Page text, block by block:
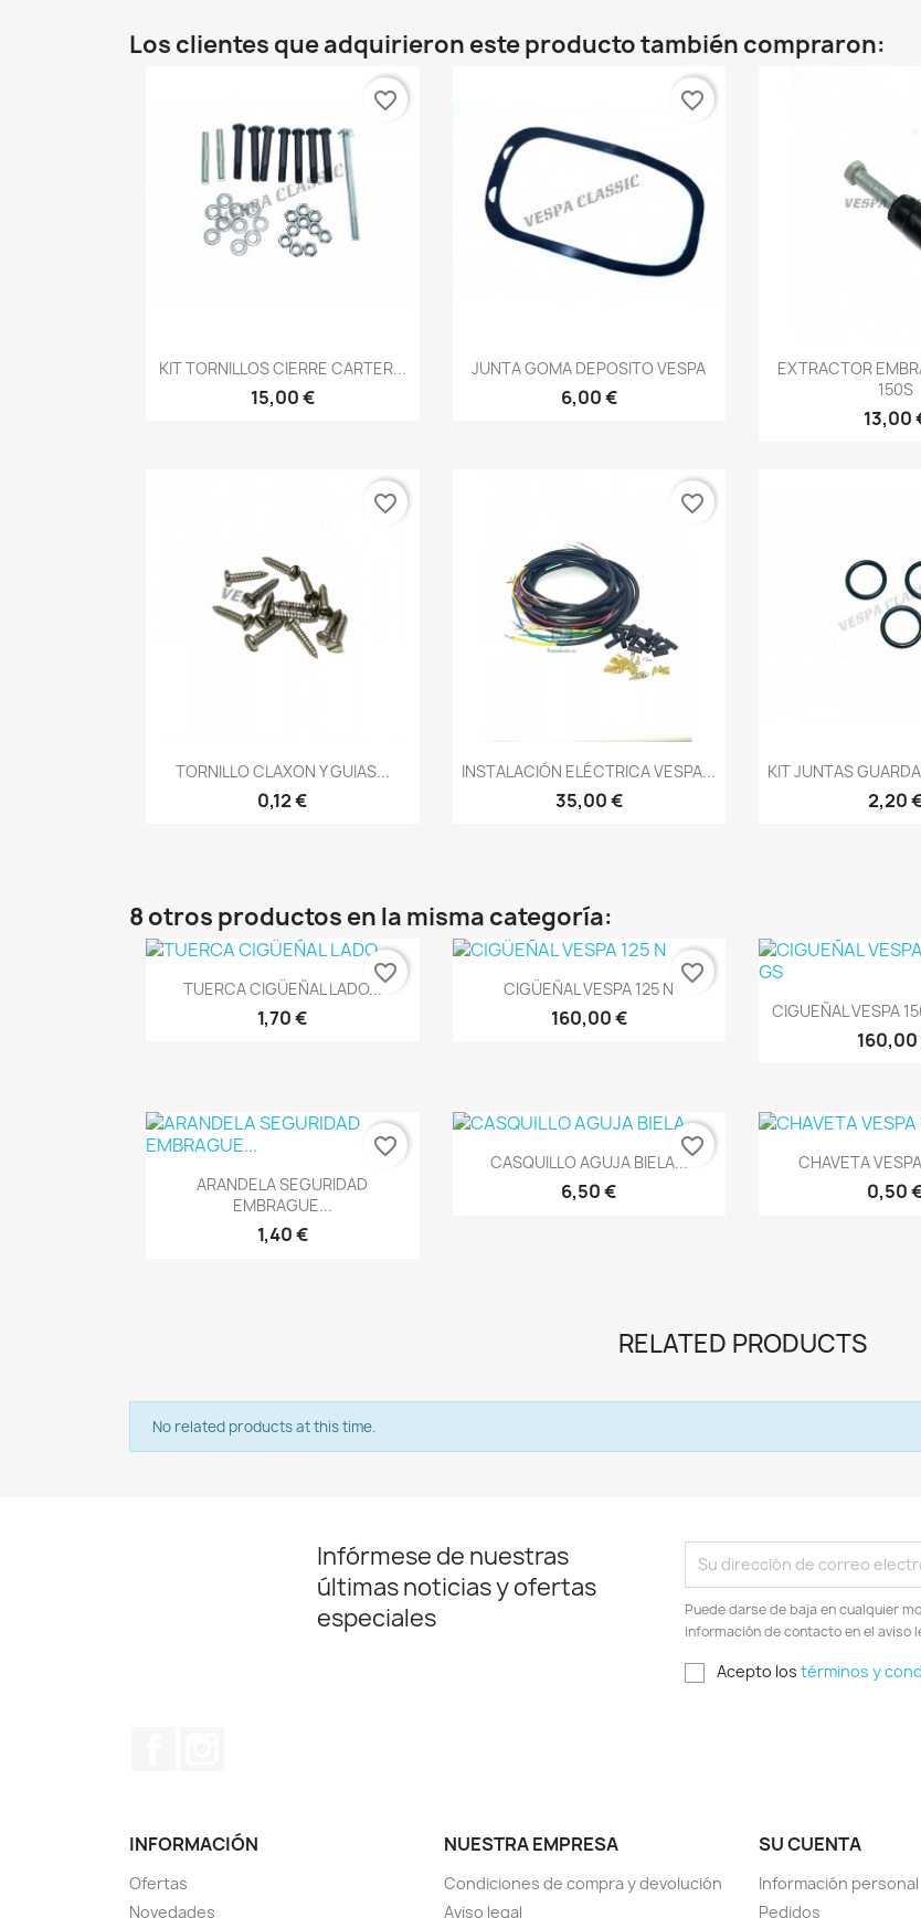
Los clientes que adquirieron este producto también compraron:
Vista rápida
KIT TORNILLOS CIERRE CARTER...
15,00 €
favorite_border
Vista rápida
JUNTA GOMA DEPOSITO VESPA
6,00 €
favorite_border
Vista
EXTRACTOR
150S
13,00
Vista rápida
TORNILLO CLAXON Y GUIAS...
0,12 €
favorite_border
Vista rápida
INSTALACIÓN ELÉCTRICA VESPA...
35,00 €
favorite_border
Vista
KIT JUNTAS
2,20
8 otros productos en la misma categoría:
Vista rápida
TUERCA CIGÜEÑAL LADO...
1,70 €
favorite_border Vista rápida
CIGÜEÑAL VESPA 125 N
160,00 €
favorite_border
Vista
CIGUEÑAL VESPA
Vista rápida
ARANDELA SEGURIDAD
EMBRAGUE...
1,40 €
favorite_border Vista rápida
CASQUILLO AGUJA BIELA...
6,50 €
favorite_border Vista
CHAVETA
0,50
RELATED PRODUCTS
No related products at this time.
Infórmese de nuestras
últimas noticias y ofertas
especiales
Puede darse de baja en cualquier
información de contacto en el aviso
Acepto lostérminos y
INFORMACIÓN
Ofertas
Novedades
NUESTRA EMPRESA
Condiciones de compra y devolución
Aviso legal
SU CUENTA
Información personal
Pedidos